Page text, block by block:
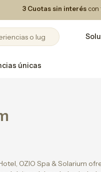
3 Cuotas sin interés con
únicas
OZIO Spa & Solarium